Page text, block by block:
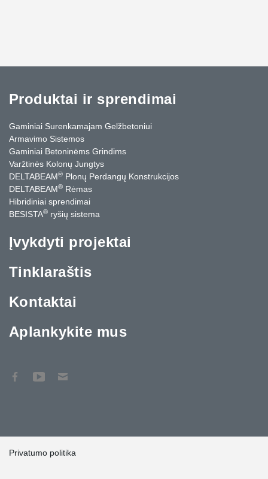
Produktai ir sprendimai
Gaminiai Surenkamajam Gelžbetoniui
Armavimo Sistemos
Gaminiai Betoninėms Grindims
Varžtinės Kolonų Jungtys
DELTABEAM® Plonų Perdangų Konstrukcijos
DELTABEAM® Rėmas
Hibridiniai sprendimai
BESISTA® ryšių sistema
Įvykdyti projektai
Tinklaraštis
Kontaktai
Aplankykite mus
Privatumo politika